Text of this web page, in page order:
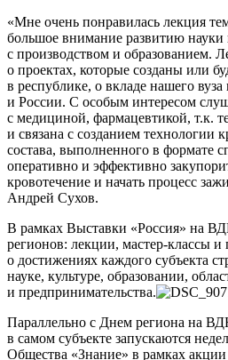
«Мне очень понравилась лекция
большое внимание развитию науки
с производством и образованием.
о проектах, которые созданы или
в республике, о вкладе нашего
и России. С особым интересом
с медициной, фармацевтикой, т.к.
и связана с созданием технологии
состава, выполненного в формате
оперативно и эффективно
кровотечение и начать процесс
Андрей Сухов.
В рамках Выставки «Россия» на
регионов: лекции, мастер-классы и
о достижениях каждого субъекта
науке, культуре, образовании,
и предпринимательства.
Параллельно с Днем региона на
в самом субъекте запускаются
Общества «Знание» в рамках